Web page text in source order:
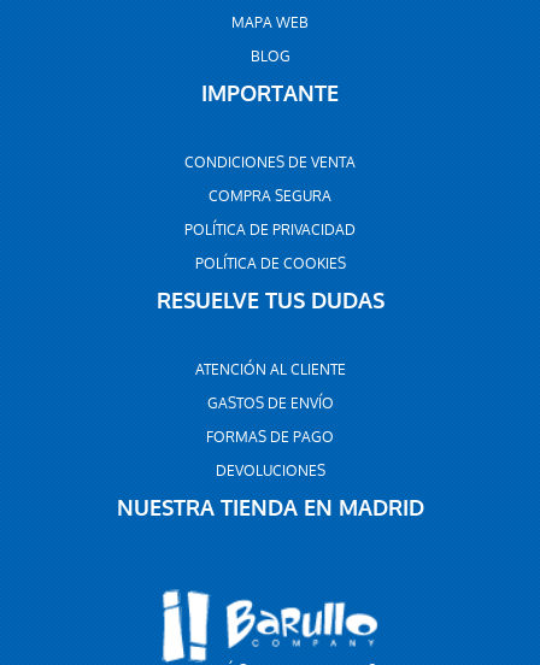
MAPA WEB
BLOG
IMPORTANTE
CONDICIONES DE VENTA
COMPRA SEGURA
POLÍTICA DE PRIVACIDAD
POLÍTICA DE COOKIES
RESUELVE TUS DUDAS
ATENCIÓN AL CLIENTE
GASTOS DE ENVÍO
FORMAS DE PAGO
DEVOLUCIONES
NUESTRA TIENDA EN MADRID